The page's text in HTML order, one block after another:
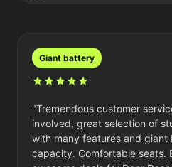
giant battery
"Tremendous customer
involved, great selection of
with many features and giant
capacity. Comfortable seats.